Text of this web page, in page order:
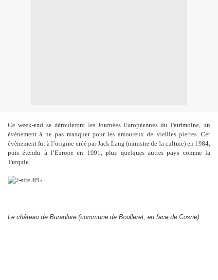
Ce week-end se dérouleront les Journées Européennes du Patrimoine, un
évènement à ne pas manquer pour les amoureux de vieilles pierres. Cet
évènement fut à l’origine créé par Jack Lang (ministre de la culture) en 1984,
puis étendu à l’Europe en 1991, plus quelques autres pays comme la
Turquie.
Le château de Buranlure (commune de Boulleret, en face de Cosne)